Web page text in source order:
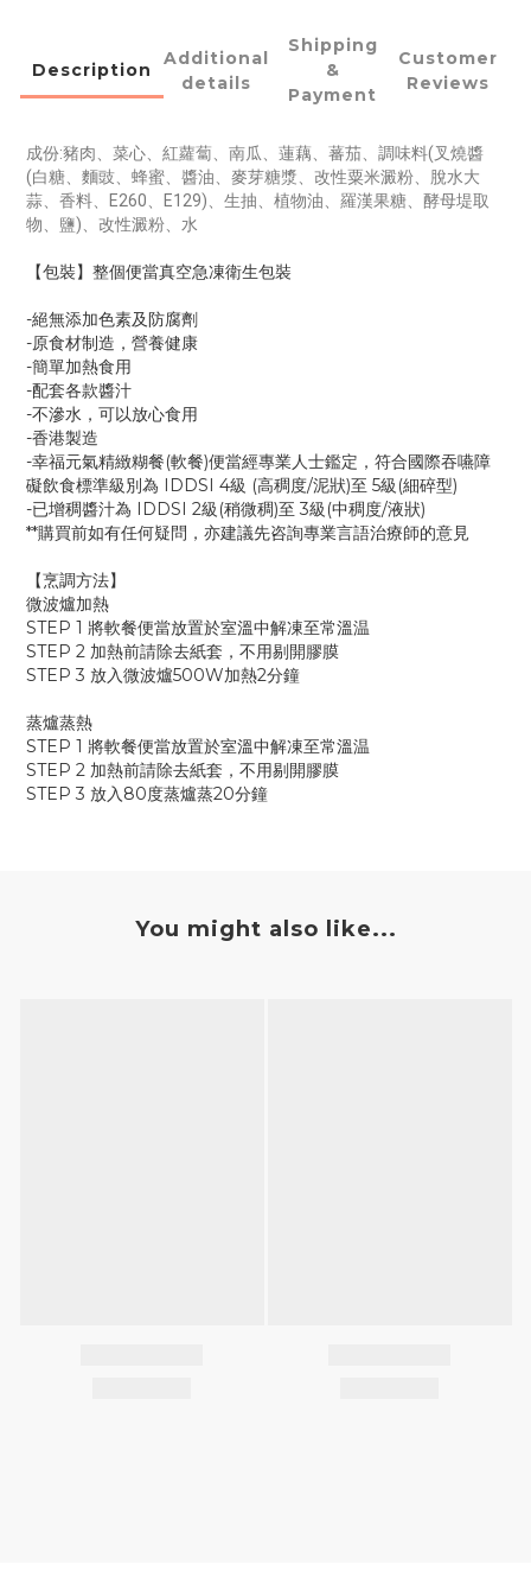
Description
Additional
details
Shipping
&
Payment
Customer
Reviews
成份:豬肉、菜心、紅蘿蔔、南瓜、蓮藕、蕃茄、調味料(叉燒醬
(白糖、麵豉、蜂蜜、醬油、麥芽糖漿、改性粟米澱粉、脫水大
蒜、香料、E260、E129)、生抽、植物油、羅漢果糖、酵母堤取
物、鹽)、改性澱粉、水
【包裝】整個便當真空急凍衛生包裝
-絕無添加色素及防腐劑
-原食材制造，營養健康
-簡單加熱食用
-配套各款醬汁
-不滲水，可以放心食用
-香港製造
-幸福元氣精緻糊餐(軟餐)便當經專業人士鑑定，符合國際吞嚥障
礙飲食標準級別為 IDDSI 4級 (高稠度/泥狀)至 5級(細碎型)
-已增稠醬汁為 IDDSI 2級(稍微稠)至 3級(中稠度/液狀)
**購買前如有任何疑問，亦建議先咨詢專業言語治療師的意見
【烹調方法】
微波爐加熱
STEP 1 將軟餐便當放置於室溫中解凍至常溫温
STEP 2 加熱前請除去紙套，不用剔開膠膜
STEP 3 放入微波爐500W加熱2分鐘
蒸爐蒸熱
STEP 1 將軟餐便當放置於室溫中解凍至常溫温
STEP 2 加熱前請除去紙套，不用剔開膠膜
STEP 3 放入80度蒸爐蒸20分鐘
You might also like...